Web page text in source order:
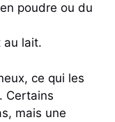
poudre ou du
au lait.
ce qui les
Certains
mais une